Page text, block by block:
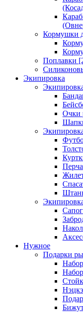
Кормушки
Поплавки
Экипировка
Очки
Нужное
Подарки